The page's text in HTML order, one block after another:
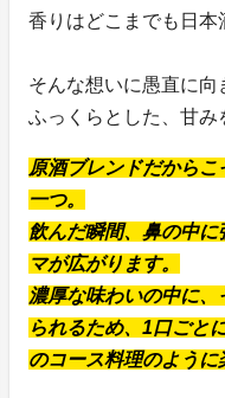
香りはどこまでも日本
そんな想いに愚直に
ふっくらとした、甘み
原酒ブレンドだから
一つ。
飲んだ瞬間、鼻の中
マが広がります。
濃厚な味わいの中に
られるため、1口ごと
のコース料理のように